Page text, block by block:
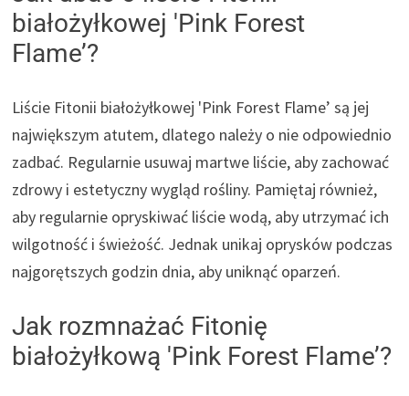
białożyłkowej 'Pink Forest
Flame’?
Liście Fitonii białożyłkowej 'Pink Forest Flame’ są jej
największym atutem, dlatego należy o nie odpowiednio
zadbać. Regularnie usuwaj martwe liście, aby zachować
zdrowy i estetyczny wygląd rośliny. Pamiętaj również,
aby regularnie opryskiwać liście wodą, aby utrzymać ich
wilgotność i świeżość. Jednak unikaj oprysków podczas
najgorętszych godzin dnia, aby uniknąć oparzeń.
Jak rozmnażać Fitonię
białożyłkową 'Pink Forest Flame’?